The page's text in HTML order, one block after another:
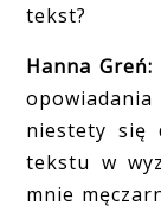
tekst?
Hanna Greń:
niestety się
tekstu w
mnie